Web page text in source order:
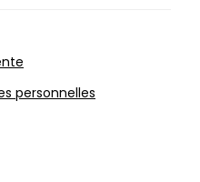
personnelles